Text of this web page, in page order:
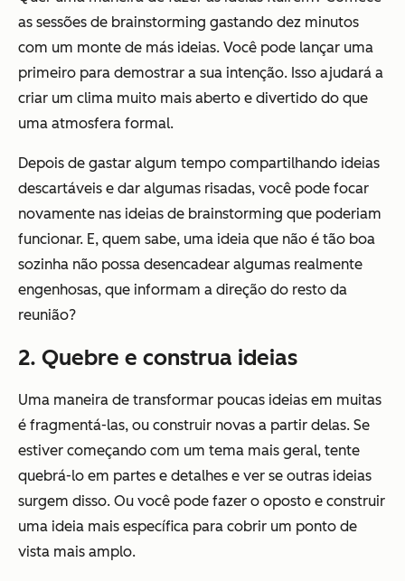
as sessões de brainstorming gastando dez minutos
com um monte de más ideias. Você pode lançar uma
primeiro para demostrar a sua intenção. Isso ajudará a
criar um clima muito mais aberto e divertido do que
uma atmosfera formal.
Depois de gastar algum tempo compartilhando ideias
descartáveis e dar algumas risadas, você pode focar
novamente nas ideias de brainstorming que poderiam
funcionar. E, quem sabe, uma ideia que não é tão boa
sozinha não possa desencadear algumas realmente
engenhosas, que informam a direção do resto da
reunião?
2. Quebre e construa ideias
Uma maneira de transformar poucas ideias em muitas
é fragmentá-las, ou construir novas a partir delas. Se
estiver começando com um tema mais geral, tente
quebrá-lo em partes e detalhes e ver se outras ideias
surgem disso. Ou você pode fazer o oposto e construir
uma ideia mais específica para cobrir um ponto de
vista mais amplo.